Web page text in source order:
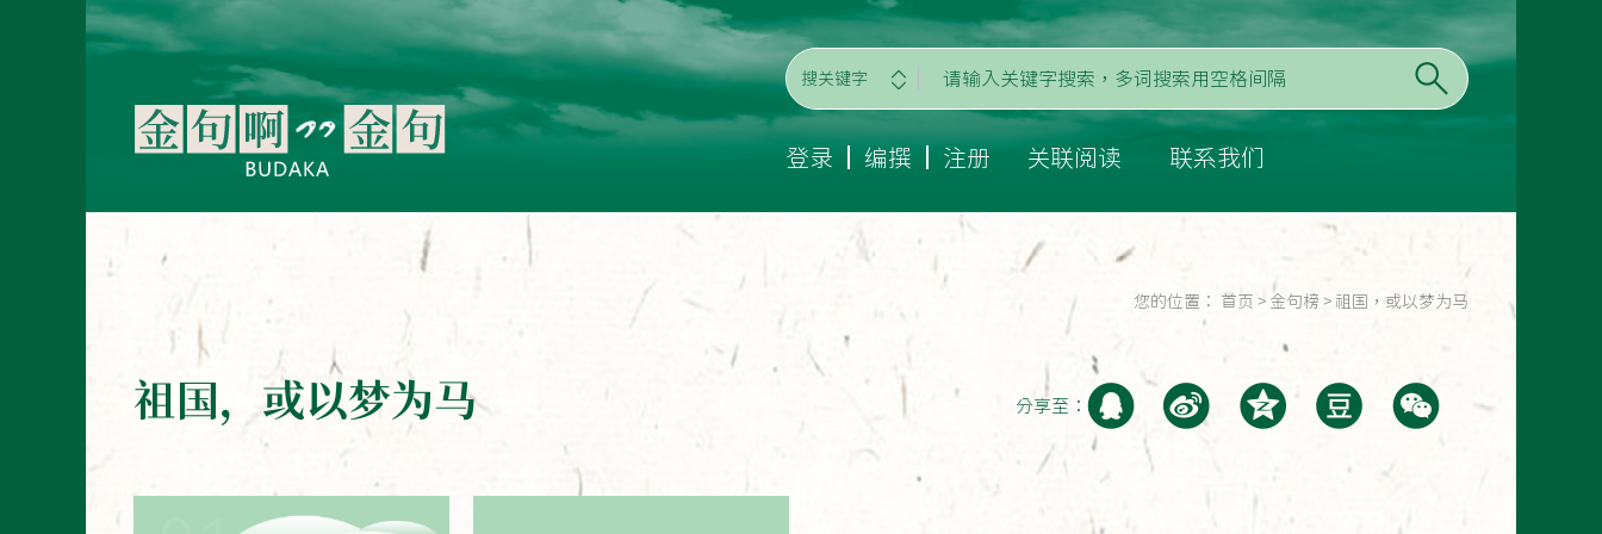
搜关键字
登录 编撰 注册 关联阅读 联系我们
您的位置： 首页 > 金句榜 > 祖国，或以梦为马
祖国，或以梦为马 分享至：